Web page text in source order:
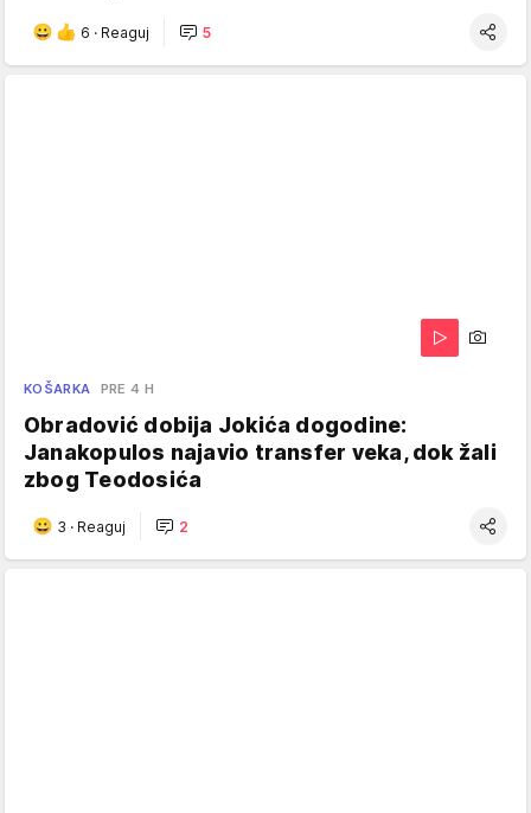
6 · Reaguj 5
KOŠARKA PRE 4 H
Obradović dobija Jokića dogodine:
Janakopulos najavio transfer veka, dok žali
zbog Teodosića
3 · Reaguj 2